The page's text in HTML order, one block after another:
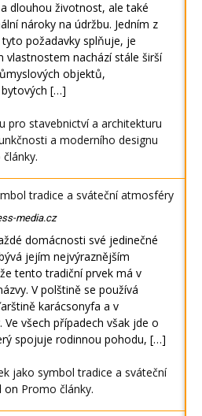
dlouhou životnost, ale také
nároky na údržbu. Jedním z
požadavky splňuje, je
vlastnostem nachází stále širší
objektů,
[…]
pro stavebnictví a architekturu
a moderního designu
.
tradice a sváteční atmosféry
media.cz
domácnosti své jedinečné
jejím nejvýraznějším
tento tradiční prvek má v
V polštině se používá
karácsonyfa a v
všech případech však jde o
spojuje rodinnou pohodu, […]
jako symbol tradice a sváteční
on Promo články.